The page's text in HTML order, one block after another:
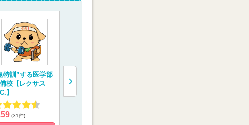
特訓”する医学部
校【レクサス
】
(31件)
【YMS（代々木メデ